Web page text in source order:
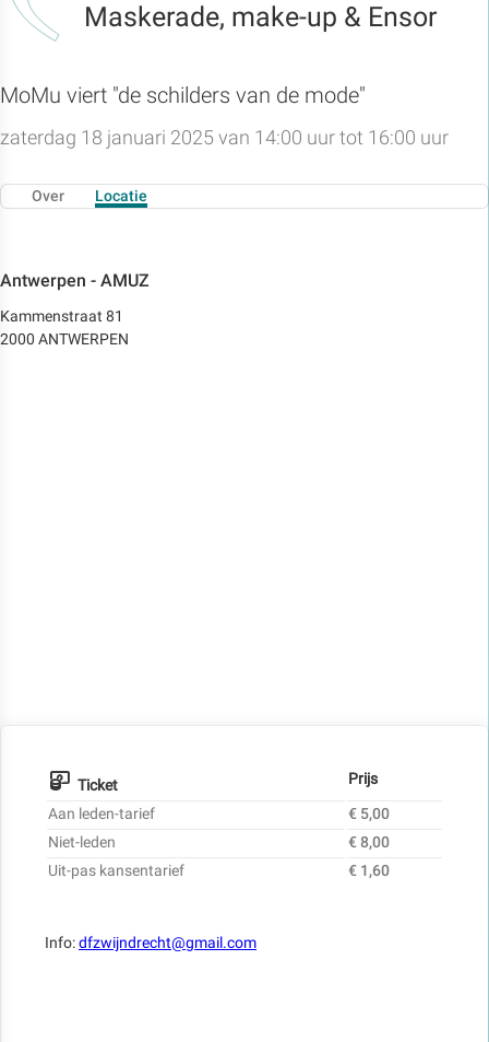
Maskerade, make-up & Ensor
MoMu viert "de schilders van de mode"
zaterdag 18 januari 2025 van 14:00 uur tot 16:00 uur
Over Locatie
Antwerpen - AMUZ
Kammenstraat 81
2000 ANTWERPEN
Ticket
Prijs
Aan leden-tarief
€ 5,00
Niet-leden
€ 8,00
Uit-pas kansentarief
€ 1,60
Info:dfzwijndrecht@gmail.com